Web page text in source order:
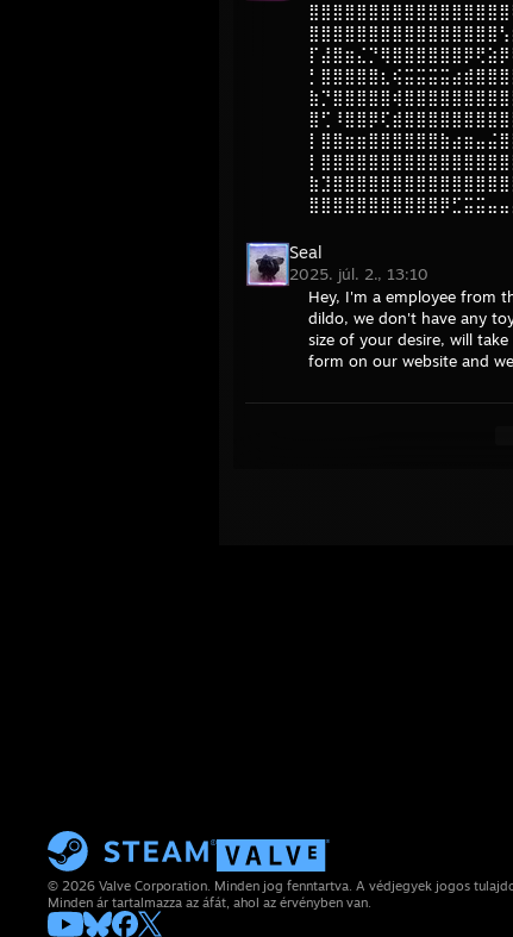
Seal
2025. júl. 2., 13:10
Hey, I'm a employee from
dildo, we don't have any
size of your desire, will
form on our website and
© 2026 Valve Corporation. Minden jog fenntartva. A védjegyek jogos
Minden ár tartalmazza az áfát, ahol az érvényben van.